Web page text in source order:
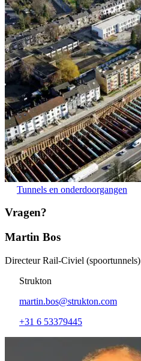
Tunnels en onderdoorgangen
Vragen?
Martin Bos
Directeur Rail-Civiel (spoortunnels)
Strukton
martin.bos@strukton.com
+31 6 53379445